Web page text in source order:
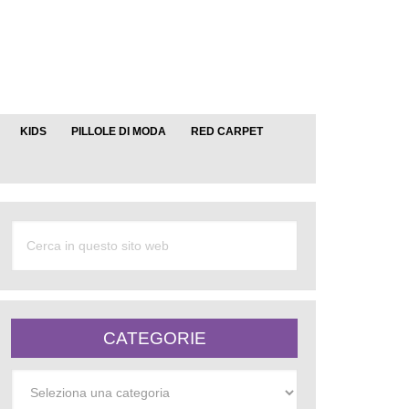
KIDS PILLOLE DI MODA RED CARPET
CATEGORIE